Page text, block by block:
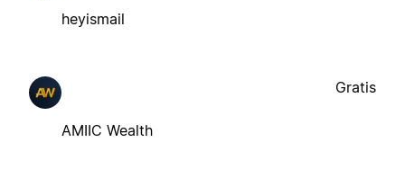
heyismail
AMIIC Wealth
Gratis